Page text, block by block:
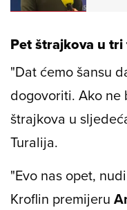
Pet štrajkova u tri
"Dat ćemo šansu
dogovoriti. Ako ne
štrajkova u
Turalija.
"Evo nas opet,
Kroflin premijeru